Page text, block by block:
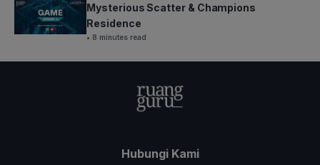
Mysterious Scatter & Champions
Residence
• 8 minutes read
Hubungi Kami